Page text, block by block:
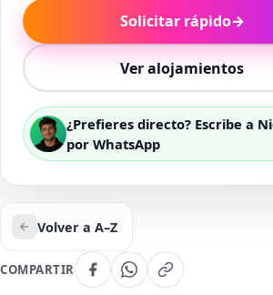
Solicitar rápido→
Ver alojamientos
¿Prefieres directo? Escribe a
por WhatsApp
Volver a A–Z
COMPARTIR